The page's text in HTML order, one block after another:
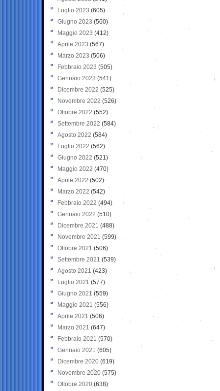
Luglio 2023 (605)
Giugno 2023 (560)
Maggio 2023 (412)
Aprile 2023 (567)
Marzo 2023 (506)
Febbraio 2023 (505)
Gennaio 2023 (541)
Dicembre 2022 (525)
Novembre 2022 (526)
Ottobre 2022 (552)
Settembre 2022 (584)
Agosto 2022 (584)
Luglio 2022 (562)
Giugno 2022 (521)
Maggio 2022 (470)
Aprile 2022 (502)
Marzo 2022 (542)
Febbraio 2022 (494)
Gennaio 2022 (510)
Dicembre 2021 (488)
Novembre 2021 (599)
Ottobre 2021 (506)
Settembre 2021 (539)
Agosto 2021 (423)
Luglio 2021 (577)
Giugno 2021(559)
Maggio 2021 (556)
Aprile 2021 (506)
Marzo 2021 (647)
Febbraio 2021 (570)
Gennaio 2021 (605)
Dicembre 2020 (619)
Novembre 2020 (575)
Ottobre 2020 (638)